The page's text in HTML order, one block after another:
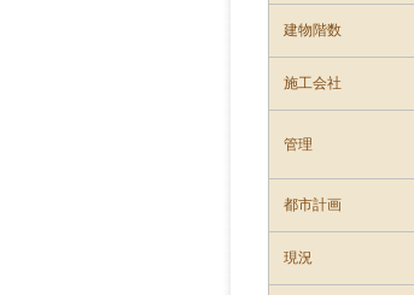
建物階数
施工会社
管理
都市計画
現況